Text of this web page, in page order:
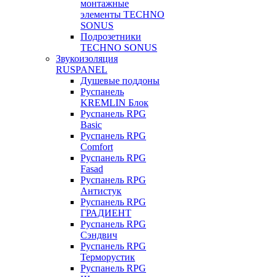
монтажные
элементы TECHNO
SONUS
Подрозетники
TECHNO SONUS
Звукоизоляция
RUSPANEL
Душевые поддоны
Руспанель
KREMLIN Блок
Руспанель RPG
Basic
Руспанель RPG
Comfort
Руспанель RPG
Fasad
Руспанель RPG
Антистук
Руспанель RPG
ГРАДИЕНТ
Руспанель RPG
Сэндвич
Руспанель RPG
Терморустик
Руспанель RPG